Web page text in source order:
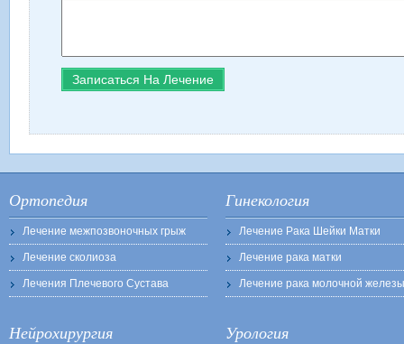
Ортопедия
Лечение межпозвоночных грыж
Лечение сколиоза
Лечения Плечевого Сустава
Нейрохирургия
Гинекология
Лечение Рака Шейки Матки
Лечение рака матки
Лечение рака молочной железы
Урология